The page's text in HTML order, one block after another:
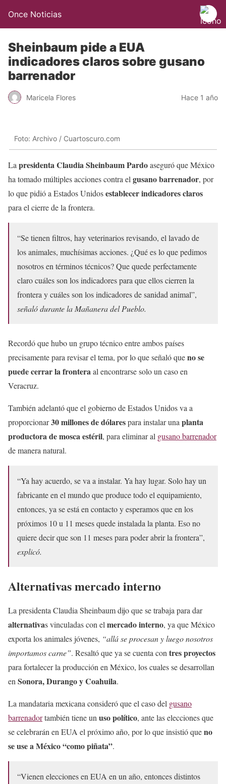
Once Noticias
Sheinbaum pide a EUA
indicadores claros sobre gusano
barrenador
Maricela Flores Hace 1 año
Foto: Archivo / Cuartoscuro.com
La presidenta Claudia Sheinbaum Pardoaseguró que México
ha tomado múltiples acciones contra el gusano barrenador, por
lo que pidió a Estados Unidosestablecer indicadores claros
para el cierre de la frontera.
“Se tienen filtros, hay veterinarios revisando, el lavado de
los animales, muchísimas acciones. ¿Qué es lo que pedimos
nosotros en términos técnicos? Que quede perfectamente
claro cuáles son los indicadores para que ellos cierren la
frontera y cuáles son los indicadores de sanidad animal”,
señaló durante la Mañanera del Pueblo.
Recordó que hubo un grupo técnico entre ambos países
precisamente para revisar el tema, por lo que señaló queno se
puede cerrar la fronteraal encontrarse solo un caso en
Veracruz.
También adelantó que el gobierno de Estados Unidos va a
proporcionar30 millones de dólarespara instalar una planta
productora de mosca estéril, para eliminar al gusano barrenador
de manera natural.
“Ya hay acuerdo, se va a instalar. Ya hay lugar. Solo hay un
fabricante en el mundo que produce todo el equipamiento,
entonces, ya se está en contacto y esperamos que en los
próximos 10 u 11 meses quede instalada la planta. Eso no
quiere decir que son 11 meses para poder abrir la frontera”,
explicó.
Alternativas mercado interno
La presidenta Claudia Sheinbaum dijo que se trabaja para dar
alternativas vinculadas con el mercado interno, ya que México
exporta los animales jóvenes, “allá se procesan y luego nosotros
importamos carne”. Resaltó que ya se cuenta con tres proyectos
para fortalecer la producción en México, los cuales se desarrollan
en Sonora, Durango y Coahuila.
La mandataria mexicana consideró que el caso del gusano
barrenadortambién tiene un uso político, ante las elecciones que
se celebrarán en EUA el próximo año, por lo que insistió queno
se use a México “como piñata”.
“Vienen elecciones en EUA en un año, entonces distintos